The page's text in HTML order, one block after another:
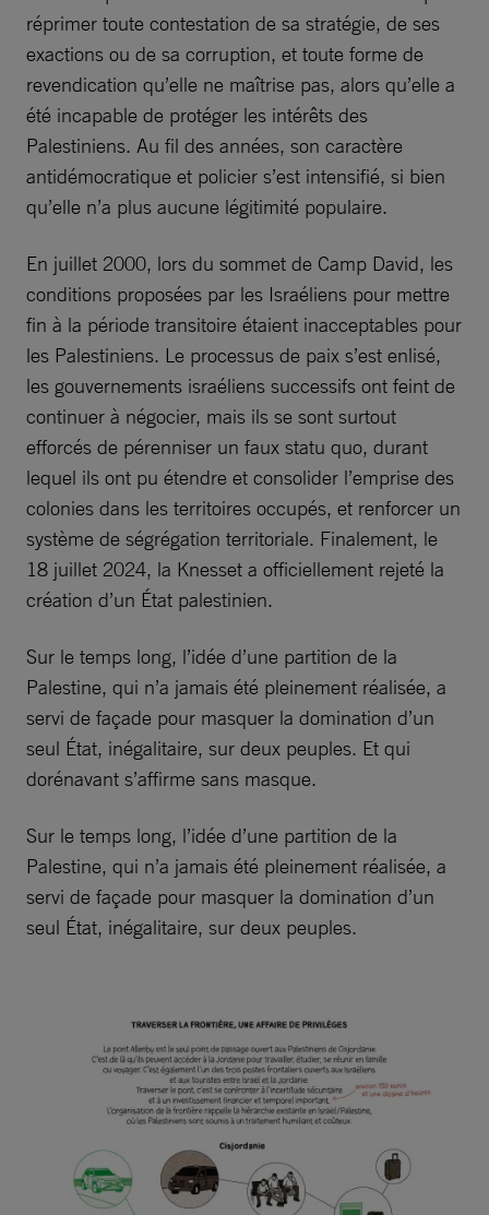
réprimer toute contestation de sa stratégie, de ses
exactions ou de sa corruption, et toute forme de
revendication qu’elle ne maîtrise pas, alors qu’elle a
été incapable de protéger les intérêts des
Palestiniens. Au fil des années, son caractère
antidémocratique et policier s’est intensifié, si bien
qu’elle n’a plus aucune légitimité populaire.
En juillet 2000, lors du sommet de Camp David, les
conditions proposées par les Israéliens pour mettre
fin à la période transitoire étaient inacceptables pour
les Palestiniens. Le processus de paix s’est enlisé,
les gouvernements israéliens successifs ont feint de
continuer à négocier, mais ils se sont surtout
efforcés de pérenniser un faux statu quo, durant
lequel ils ont pu étendre et consolider l’emprise des
colonies dans les territoires occupés, et renforcer un
système de ségrégation territoriale. Finalement, le
18 juillet 2024, la Knesset a officiellement rejeté la
création d’un État palestinien.
Sur le temps long, l’idée d’une partition de la
Palestine, qui n’a jamais été pleinement réalisée, a
servi de façade pour masquer la domination d’un
seul État, inégalitaire, sur deux peuples. Et qui
dorénavant s’affirme sans masque.
Sur le temps long, l’idée d’une partition de la
Palestine, qui n’a jamais été pleinement réalisée, a
servi de façade pour masquer la domination d’un
seul État, inégalitaire, sur deux peuples.